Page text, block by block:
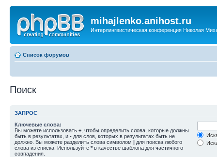
mihajlenko.anihost.ru
Интерлингвистическая конференция Николая
Список форумов
Поиск
ЗАПРОС
Ключевые слова:
Вы можете использовать + , чтобы определить слова, которые должны
быть в результатах, и - для слов, которых в результатах быть не
должно. Вы можете разделить слова символом | для поиска любого
слова из списка. Используйте * в качестве шаблона для частичного
совпадения.